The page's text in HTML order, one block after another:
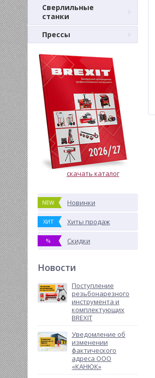
Сверлильные
станки
Прессы
скачать каталог
NEW Новинки
ХИТ Хиты продаж
% Скидки
Новости
Поступление
резьбонарезного
инструмента и
комплектующих
BREXIT
Уведомление об
изменении
фактического
адреса ООО
«КАНЮК»